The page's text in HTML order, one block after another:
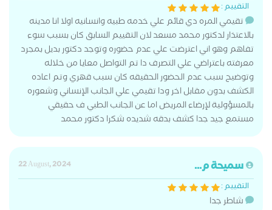
التقييم :
تقيمي المره دي قائم علي خدمه طبيه وانسانيه اولا انا مدينه
بالاعتذار لدكتور محمد مسعد لان التقييم السابق كان بسبب سوء
تفاهم وهو اني اعترضت علي عدم حضوره وتوجد دكتور بديل بمجرد
معرفته باعتراضي علي التصرف دا تم التواصل معايا من خلاله
وتوضيح سبب عدم الحضور الحقيقه كان سبب قهري وتم اعاده
الكشف بدون مقابل اخر ودا تقيمي علي الجانب الإنساني وشعوره
بالمسؤولية لإرضاء المريض اما عن الجانب الطبي ف حقيقي
مستمع جيد جدا كشف بدقه شديده شكرا دكتور محمد
سميحة م...
22 August, 2024
التقييم :
شاطر جدا